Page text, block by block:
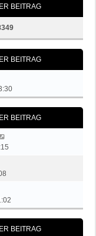
BEITRAG
BEITRAG
BEITRAG
e
s
e
r
B
e BEITRAG